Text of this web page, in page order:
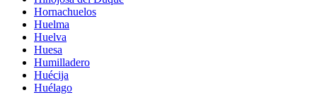
Hornachuelos
Huelma
Huelva
Huesa
Humilladero
Huécija
Huélago